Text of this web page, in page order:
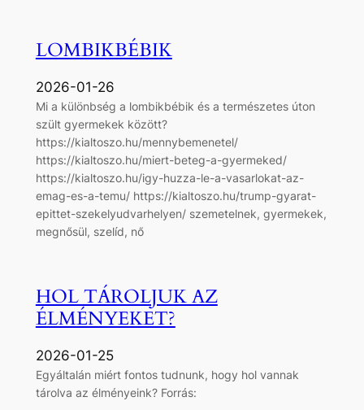
LOMBIKBÉBIK
2026-01-26
Mi a különbség a lombikbébik és a természetes úton
szült gyermekek között?
https://kialtoszo.hu/mennybemenetel/
https://kialtoszo.hu/miert-beteg-a-gyermeked/
https://kialtoszo.hu/igy-huzza-le-a-vasarlokat-az-
emag-es-a-temu/ https://kialtoszo.hu/trump-gyarat-
epittet-szekelyudvarhelyen/ szemetelnek, gyermekek,
megnősül, szelíd, nő
HOL TÁROLJUK AZ
ÉLMÉNYEKET?
2026-01-25
Egyáltalán miért fontos tudnunk, hogy hol vannak
tárolva az élményeink? Forrás: